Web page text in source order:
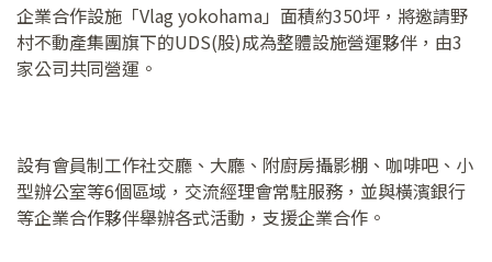
企業合作設施「Vlag yokohama」面積約350坪，將邀請野
村不動產集團旗下的UDS(股)成為整體設施營運夥伴，由3
家公司共同營運。
設有會員制工作社交廳、大廳、附廚房攝影棚、咖啡吧、小
型辦公室等6個區域，交流經理會常駐服務，並與橫濱銀行
等企業合作夥伴舉辦各式活動，支援企業合作。